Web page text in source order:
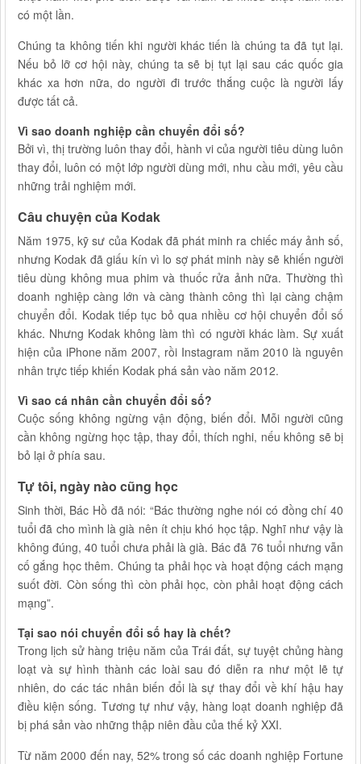
có một lần.
Chúng ta không tiến khi người khác tiến là chúng ta đã tụt lại.
Nếu bỏ lỡ cơ hội này, chúng ta sẽ bị tụt lại sau các quốc gia
khác xa hơn nữa, do người đi trước thắng cuộc là người lấy
được tất cả.
Vì sao doanh nghiệp cần chuyển đổi số?
Bởi vì, thị trường luôn thay đổi, hành vi của người tiêu dùng luôn
thay đổi, luôn có một lớp người dùng mới, nhu cầu mới, yêu cầu
những trải nghiệm mới.
Câu chuyện của Kodak
Năm 1975, kỹ sư của Kodak đã phát minh ra chiếc máy ảnh số,
nhưng Kodak đã giấu kín vì lo sợ phát minh này sẽ khiến người
tiêu dùng không mua phim và thuốc rửa ảnh nữa. Thường thì
doanh nghiệp càng lớn và càng thành công thì lại càng chậm
chuyển đổi. Kodak tiếp tục bỏ qua nhiều cơ hội chuyển đổi số
khác. Nhưng Kodak không làm thì có người khác làm. Sự xuất
hiện của iPhone năm 2007, rồi Instagram năm 2010 là nguyên
nhân trực tiếp khiến Kodak phá sản vào năm 2012.
Vì sao cá nhân cần chuyển đổi số?
Cuộc sống không ngừng vận động, biến đổi. Mỗi người cũng
cần không ngừng học tập, thay đổi, thích nghi, nếu không sẽ bị
bỏ lại ở phía sau.
Tự tôi, ngày nào cũng học
Sinh thời, Bác Hồ đã nói: “Bác thường nghe nói có đồng chí 40
tuổi đã cho mình là già nên ít chịu khó học tập. Nghĩ như vậy là
không đúng, 40 tuổi chưa phải là già. Bác đã 76 tuổi nhưng vẫn
cố gắng học thêm. Chúng ta phải học và hoạt động cách mạng
suốt đời. Còn sống thì còn phải học, còn phải hoạt động cách
mạng”.
Tại sao nói chuyển đổi số hay là chết?
Trong lịch sử hàng triệu năm của Trái đất, sự tuyệt chủng hàng
loạt và sự hình thành các loài sau đó diễn ra như một lẽ tự
nhiên, do các tác nhân biến đổi là sự thay đổi về khí hậu hay
điều kiện sống. Tương tự như vậy, hàng loạt doanh nghiệp đã
bị phá sản vào những thập niên đầu của thế kỷ XXI.
Từ năm 2000 đến nay, 52% trong số các doanh nghiệp Fortune